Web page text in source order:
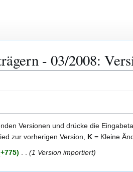
- 03/2008:
Versionen und drücke die
zur vorherigen Version, K = Kleine
+775 1 Version importiert